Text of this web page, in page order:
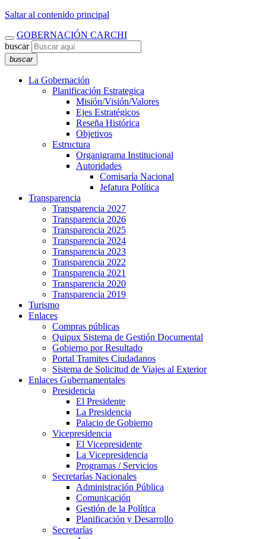
Saltar al contenido principal
GOBERNACIÓN CARCHI
buscar
buscar
La Gobernación
Planificación Estrategica
Misión/Visión/Valores
Ejes Estratégicos
Reseña Histórica
Objetivos
Estructura
Organigrama Institucional
Autoridades
Comisaría Nacional
Jefatura Política
Transparencia
Transparencia 2027
Transparencia 2026
Transparencia 2025
Transparencia 2024
Transparencia 2023
Transparencia 2022
Transparencia 2021
Transparencia 2020
Transparencia 2019
Turismo
Enlaces
Compras públicas
Quipux Sistema de Gestión Documental
Gobierno por Resultado
Portal Tramites Ciudadanos
Sistema de Solicitud de Viajes al Exterior
Enlaces Gubernamentales
Presidencia
El Presidente
La Presidencia
Palacio de Gobierno
Vicepresidencia
El Vicepresidente
La Vicepresidencia
Programas / Servicios
Secretarías Nacionales
Administración Pública
Comunicación
Gestión de la Política
Planificación y Desarrollo
Secretarías